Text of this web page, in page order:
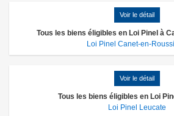
Voir le détail
Tous les biens éligibles en Loi Pinel à
Loi Pinel Canet-en-
Voir le détail
Tous les biens éligibles en Loi
Loi Pinel Leucate